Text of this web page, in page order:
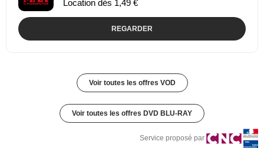
Location dès 1,49 €
REGARDER
Voir toutes les offres VOD
Voir toutes les offres DVD BLU-RAY
Service proposé par